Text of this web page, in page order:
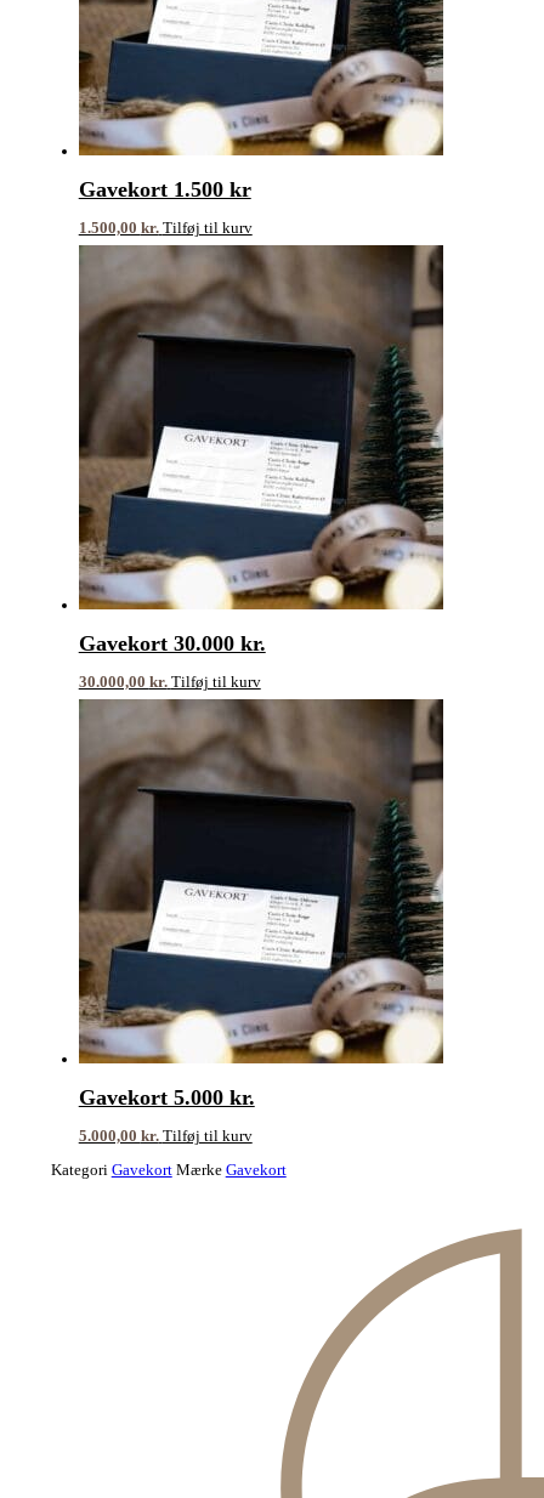
Gavekort 1.500 kr
1.500,00 kr. Tilføj til kurv
Gavekort 30.000 kr.
30.000,00 kr. Tilføj til kurv
Gavekort 5.000 kr.
5.000,00 kr. Tilføj til kurv
Kategori Gavekort Mærke Gavekort